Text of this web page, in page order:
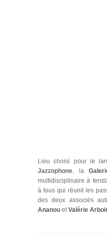
Lieu choisi pour le
Jazzophone, la
multidisciplinaire à
à tous qui réunit les
des deux associés
Ananou etValérie